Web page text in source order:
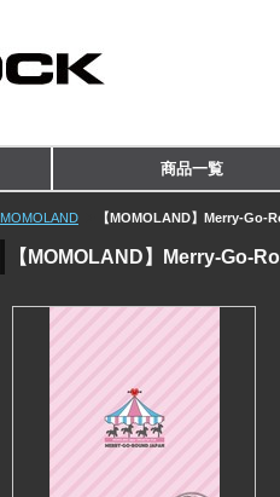
商品一覧
MOMOLAND 【MOMOLAND】Merry-Go-
【MOMOLAND】Merry-Go-